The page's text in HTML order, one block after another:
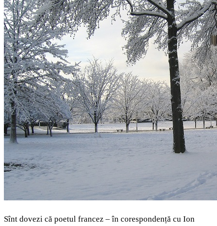
Sînt dovezi că poetul francez – în corespondență cu Ion